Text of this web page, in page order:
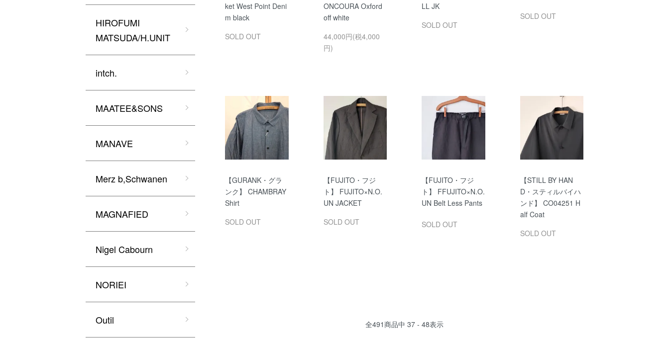
ket West Point Deni
m black
SOLD OUT
ONCOURA Oxford
off white
44,000円(税4,000
円)
LL JK
SOLD OUT
SOLD OUT
【GURANK・グラ
ンク】 CHAMBRAY
Shirt
SOLD OUT
【FUJITO・フジ
ト】 FUJITO×N.O.
UN JACKET
SOLD OUT
【FUJITO・フジ
ト】 FFUJITO×N.O.
UN Belt Less Pants
SOLD OUT
【STILL BY HAN
D・スティルバイハ
ンド】 CO04251 H
alf Coat
SOLD OUT
全491商品中 37 - 48表示
HIROFUMI
MATSUDA/H.UNIT
intch.
MAATEE&SONS
MANAVE
Merz b,Schwanen
MAGNAFIED
Nigel Cabourn
NORIEI
Outil